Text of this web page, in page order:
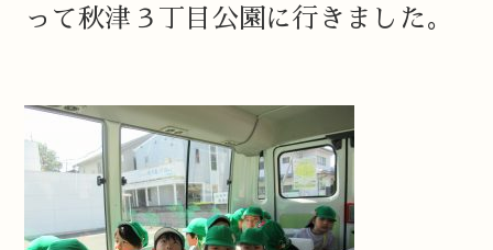
って秋津３丁目公園に行きました。